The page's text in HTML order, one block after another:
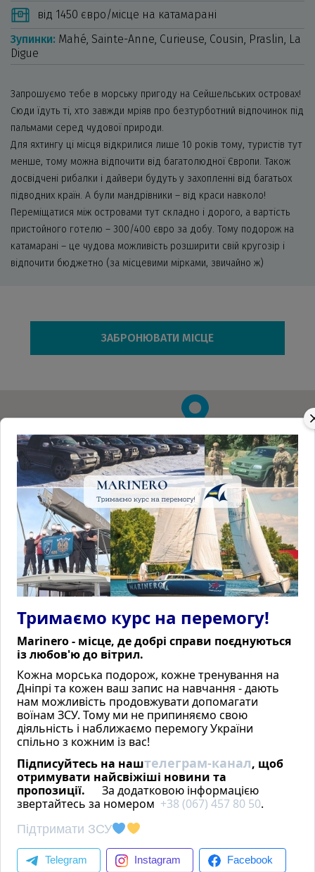
від 1450 євро/місце на катамарані
Зупинки: Mahé, Sainte-Anne, Curieuse, Cousin, Praslin, La
Digue
Запрошуємо тебе в морську пригоду на Сейшельських островах!
Сюди їдуть ті, хто завжди мріяв про безтурботний відпочинок під
пальмами серед чудової природи.
Для яхтингу ці місця відкрилися лише 10 років тому, туристів тут
менше, тому можна відпочити від багатолюдної Європи. Також
досвідчені рибалки і дайвери будуть у захопленні від багатьох
підводних країн. А були мандрівники – від краси навколо!
Переміщатися між островами тут складно і дорого, а вартість
пристойного готелю – 300/400 євро за добу. Тому подорож на
катамарані – це чудова можливість розширити свій кругозір і
відпочити бюджетно (за місцевими мірками, звичайно ж)
ЗАБРОНЮВАТИ МІСЦЕ
День 1. Острів Мае (Mahé)
Тримаємо курс на перемогу!
Marinero - місце, де добрі справи поєднуються
із любов'ю до вітрил.
Кожна морська подорож, кожне тренування на
Дніпрі та кожен ваш запис на навчання - дають
нам можливість продовжувати допомагати
воїнам ЗСУ. Тому ми не припиняємо свою
діяльність і наближаємо перемогу України
спільно з кожним із вас!
Підписуйтесь на наштелеграм-канал, щоб
отримувати найсвіжіші новини та
пропозиції.
За додатковою інформацією
звертайтесь за номером +38 (067) 457 80 50.
Підтримати ЗСУ
Telegram Instagram Facebook